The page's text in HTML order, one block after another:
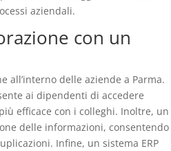
aziendali.
con un
all’interno delle aziende a Parma.
ai dipendenti di accedere
efficace con i colleghi. Inoltre, un
delle informazioni, consentendo
Infine, un sistema ERP